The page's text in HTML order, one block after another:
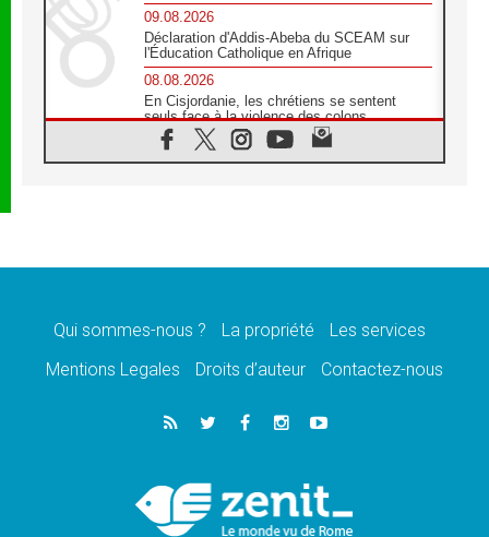
09.08.2026
Déclaration d'Addis-Abeba du SCEAM sur
l'Éducation Catholique en Afrique
08.08.2026
En Cisjordanie, les chrétiens se sentent
seuls face à la violence des colons
08.08.2026
Léon XIV au sanctuaire de Notre Dame du
08.08.2026
08.08.2026
catholiques
Au Bangladesh, l'Église accompagne les
Dalits sur le chemin de la dignité
Philippines: le vicariat apostolique de
Calapan devient un diocèse
Qui sommes-nous ? La propriété
Les services
Mentions Legales
Droits d’auteur Contactez-nous